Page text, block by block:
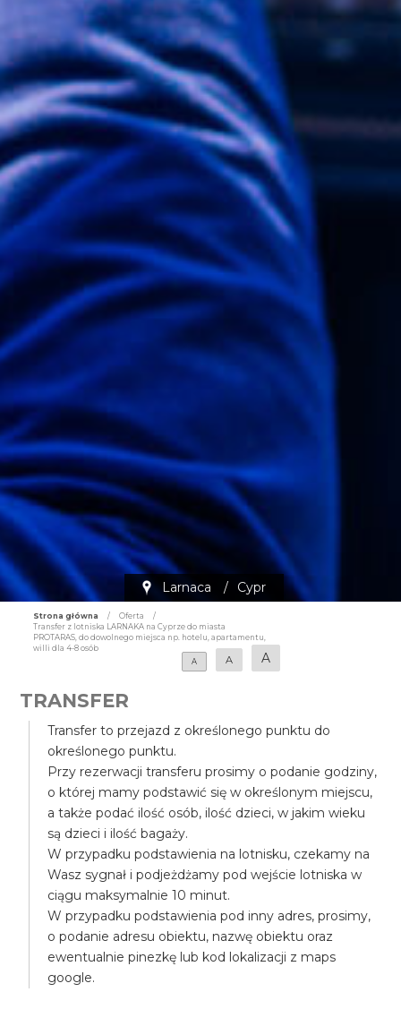
Larnaca / Cypr
Strona główna / Oferta
/
Transfer z lotniska LARNAKA na Cyprze do miasta
PROTARAS, do dowolnego miejsca np. hotelu, apartamentu,
willi dla 4-8 osób
A
A A
TRANSFER
Transfer to przejazd z określonego punktu do
określonego punktu.
Przy rezerwacji transferu prosimy o podanie godziny,
o której mamy podstawić się w określonym miejscu,
a także podać ilość osób, ilość dzieci, w jakim wieku
są dzieci i ilość bagaży.
W przypadku podstawienia na lotnisku, czekamy na
Wasz sygnał i podjeżdżamy pod wejście lotniska w
ciągu maksymalnie 10 minut.
W przypadku podstawienia pod inny adres, prosimy,
o podanie adresu obiektu, nazwę obiektu oraz
ewentualnie pinezkę lub kod lokalizacji z maps
google.